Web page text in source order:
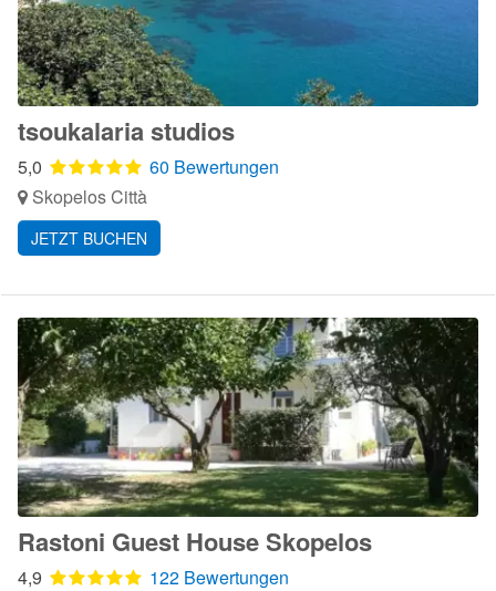
tsoukalaria studios
5,0
60 Bewertungen
Skopelos Città
JETZT BUCHEN
Rastoni Guest House Skopelos
4,9
122 Bewertungen